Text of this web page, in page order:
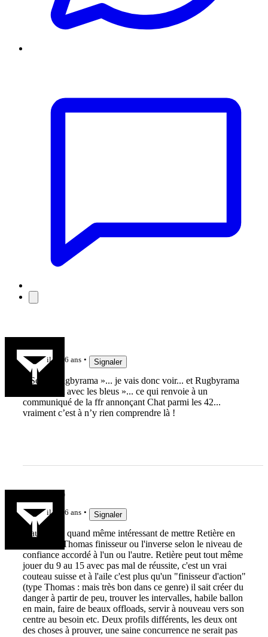
il y a 6 ans Signaler
« Selon Rugbyrama »... je vais donc voir... et Rugbyrama
titre « Chat avec les bleus »... ce qui renvoie à un
communiqué de la ffr annonçant Chat parmi les 42...
vraiment c’est à n’y rien comprendre là !
Nath56400
il y a 6 ans Signaler
Il aurait été quand même intéressant de mettre Retière en
titulaire et Thomas finisseur ou l'inverse selon le niveau de
confiance accordé à l'un ou l'autre. Retière peut tout même
jouer du 9 au 15 avec pas mal de réussite, c'est un vrai
couteau suisse et à l'aile c'est plus qu'un "finisseur d'action"
(type Thomas : mais très bon dans ce genre) il sait créer du
danger à partir de peu, trouver les intervalles, habile ballon
en main, faire de beaux offloads, servir à nouveau vers son
centre au besoin etc. Deux profils différents, les deux ont
des choses à prouver, une saine concurrence ne serait pas